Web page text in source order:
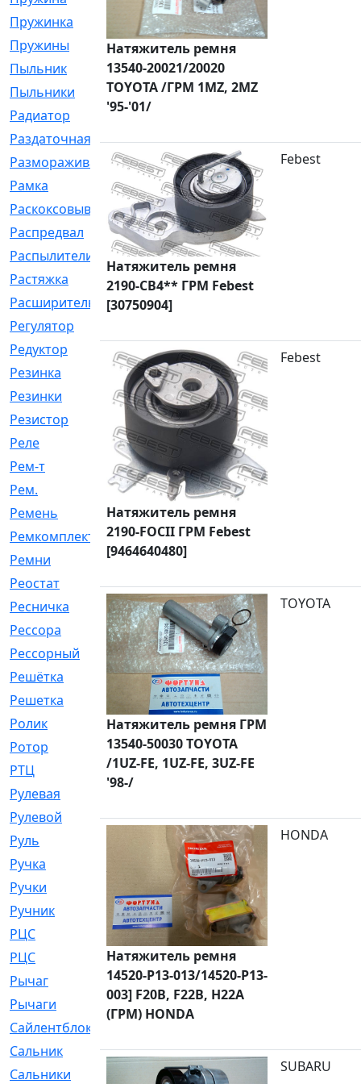
Пружинка
[1]
Пружины
[326]
Пыльник
[1202]
Пыльники
[5]
Радиатор
[916]
Раздаточная
[1]
Размораживатель
[1]
Рамка
[29]
Раскоксовывание
[4]
Распредвал
[41]
Распылители
[226]
Растяжка
[1]
Расширительный
[9]
Регулятор
Редуктор
[17]
Резинка
[15]
Резинки
[6]
Резистор
[1]
Реле
[20]
Рем-т
[7]
Рем.
[2]
Ремень
[2060]
Ремкомплект
[1924]
Ремни
[21]
Реостат
[1]
Ресничка
[25]
Рессора
[51]
Рессорный
[107]
Решётка
[101]
Решетка
[21]
Ролик
[790]
Ротор
[2]
РТЦ
[475]
Рулевая
Рулевой
[585]
Руль
[12]
Ручка
Ручки
[3]
Ручник
[11]
РЦC
[12]
РЦС
[84]
Рычаг
[588]
Рычаги
[3]
Сайлентблок
Сальник
[4340]
Сальники
[123]
Натяжитель ремня
13540-20021/20020
TOYOTA /ГРМ 1MZ, 2MZ
'95-'01/
Натяжитель ремня
2190-CB4** ГРМ Febest
[30750904]
Febest
Натяжитель ремня
2190-FOCII ГРМ Febest
[9464640480]
Febest
Натяжитель ремня ГРМ
13540-50030 TOYOTA
/1UZ-FE, 1UZ-FE, 3UZ-FE
'98-/
TOYOTA
Натяжитель ремня
14520-P13-013/14520-P13-
003] F20B, F22B, H22A
(ГРМ) HONDA
HONDA
SUBARU